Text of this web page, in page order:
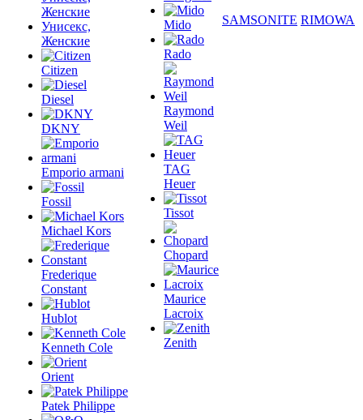
Женские
Унисекс,
Женские
Citizen
Diesel
DKNY
Emporio armani
Fossil
Michael Kors
Frederique
Constant
Hublot
Kenneth Cole
Orient
Patek Philippe
Mido
Rado
Raymond
Weil
TAG
Heuer
Tissot
Chopard
Maurice
Lacroix
Zenith
SAMSONITE RIMOWA